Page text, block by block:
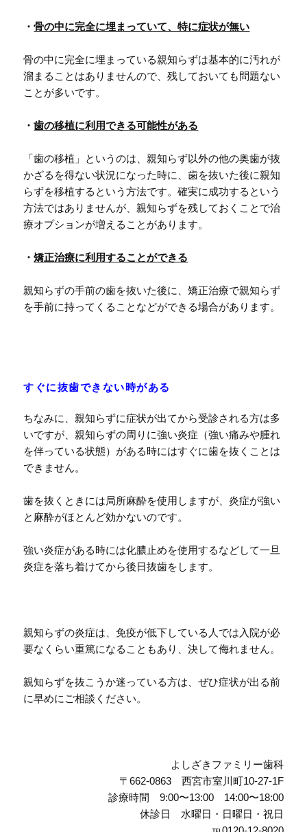
・骨の中に完全に埋まっていて、特に症状が無い
骨の中に完全に埋まっている親知らずは基本的に汚れが
溜まることはありませんので、残しておいても問題ない
ことが多いです。
・歯の移植に利用できる可能性がある
「歯の移植」というのは、親知らず以外の他の奥歯が抜
かざるを得ない状況になった時に、歯を抜いた後に親知
らずを移植するという方法です。確実に成功するという
方法ではありませんが、親知らずを残しておくことで治
療オプションが増えることがあります。
・矯正治療に利用することができる
親知らずの手前の歯を抜いた後に、矯正治療で親知らず
を手前に持ってくることなどができる場合があります。
すぐに抜歯できない時がある
ちなみに、親知らずに症状が出てから受診される方は多
いですが、親知らずの周りに強い炎症（強い痛みや腫れ
を伴っている状態）がある時にはすぐに歯を抜くことは
できません。
歯を抜くときには局所麻酔を使用しますが、炎症が強い
と麻酔がほとんど効かないのです。
強い炎症がある時には化膿止めを使用するなどして一旦
炎症を落ち着けてから後日抜歯をします。
親知らずの炎症は、免疫が低下している人では入院が必
要なくらい重篤になることもあり、決して侮れません。
親知らずを抜こうか迷っている方は、ぜひ症状が出る前
に早めにご相談ください。
よしざきファミリー歯科
〒662-0863 西宮市室川町10-27-1F
診療時間 9:00〜13:00 14:00〜18:00
休診日 水曜日・日曜日・祝日